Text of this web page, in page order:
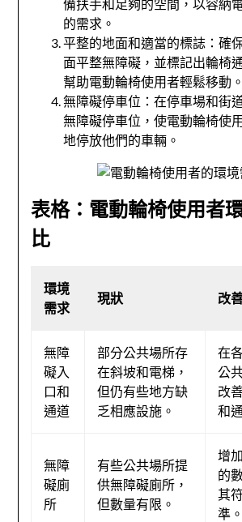
備扶手和足夠的空間，以容納
的需求。
平整的地面和適當的標誌：確
面平整無障礙，並標記出輪椅
幫助電動輪椅使用者輕鬆移動。
無障礙停車位：在停車場和街
無障礙停車位，使電動輪椅使
地停放他們的車輛。
表格：電動輪椅使用者
比
環境
需求
現狀 改
無障
礙入
口和
通道
部分公共場所存
在斜坡和電梯，
但仍有些地方缺
乏相應設施。
在
公
改
和
無障
礙廁
所
有些公共場所提
供無障礙廁所，
但數量有限。
增
的
其
準。